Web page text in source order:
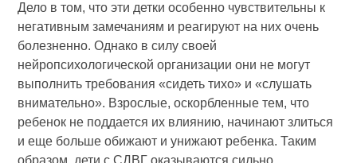
Дело в том, что эти детки особенно чувствительны к
негативным замечаниям и реагируют на них очень
болезненно. Однако в силу своей
нейропсихологической организации они не могут
выполнить требования «сидеть тихо» и «слушать
внимательно». Взрослые, оскорбленные тем, что
ребенок не поддается их влиянию, начинают злиться
и еще больше обижают и унижают ребенка. Таким
образом, дети с СДВГ оказываются сильно